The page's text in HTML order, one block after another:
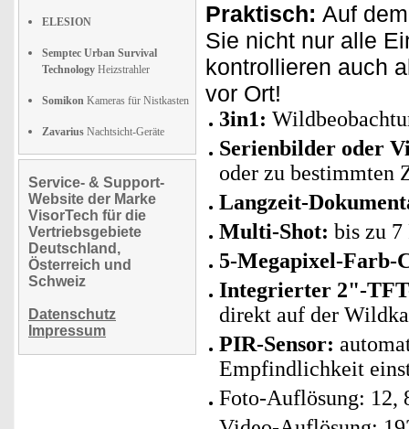
ELESION
Semptec Urban Survival
Technology Heizstrahler
Somikon Kameras für Nistkasten
Zavarius Nachtsicht-Geräte
Service- & Support-
Website der Marke
VisorTech für die
Vertriebsgebiete
Deutschland,
Österreich und
Schweiz
Datenschutz
Impressum
Praktisch: Auf
Sie nicht nur alle
kontrollieren auch
vor Ort!
3in1:
Serienbilder oder
oder zu bestimmten
Langzeit-
Multi-Shot: bis zu 7
5-Megapixel-Farb-
Integrierter 2"-
direkt auf der
PIR-Sensor:
Empfindlichkeit
Foto-Auflösung: 12,